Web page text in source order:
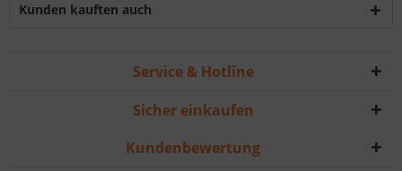
Kunden kauften auch
Service & Hotline
Sicher einkaufen
Kundenbewertung